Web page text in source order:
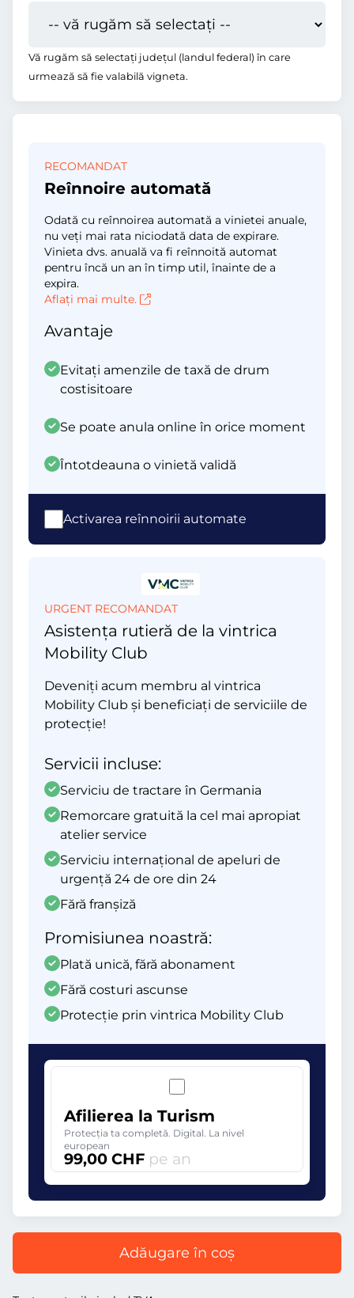
Vă rugăm să selectați județul (landul federal) în care
urmează să fie valabilă vigneta.
RECOMANDAT
Reînnoire automată
Odată cu reînnoirea automată a vinietei anuale,
nu veți mai rata niciodată data de expirare.
Vinieta dvs. anuală va fi reînnoită automat
pentru încă un an în timp util, înainte de a
expira.
Aflați mai multe.
Avantaje
Evitați amenzile de taxă de drum
costisitoare
Se poate anula online în orice moment
Întotdeauna o vinietă validă
Activarea reînnoirii automate
URGENT RECOMANDAT
Asistența rutieră de la vintrica
Mobility Club
Deveniți acum membru al vintrica
Mobility Club și beneficiați de serviciile de
protecție!
Servicii incluse:
Serviciu de tractare în Germania
Remorcare gratuită la cel mai apropiat
atelier service
Serviciu internațional de apeluri de
urgență 24 de ore din 24
Fără franșiză
Promisiunea noastră:
Plată unică, fără abonament
Fără costuri ascunse
Protecție prin vintrica Mobility Club
Afilierea la Turism
Protecția ta completă. Digital. La nivel
european
99,00 CHF pe an
Adăugare în coș